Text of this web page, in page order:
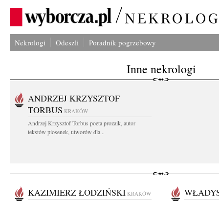
Nekrologi Odeszli Poradnik pogrzebowy
Inne nekrologi
ANDRZEJ KRZYSZTOF
TORBUS KRAKÓW
Andrzej Krzysztof Torbus poeta prozaik, autor
tekstów piosenek, utworów dla...
KAZIMIERZ ŁODZIŃSKI KRAKÓW